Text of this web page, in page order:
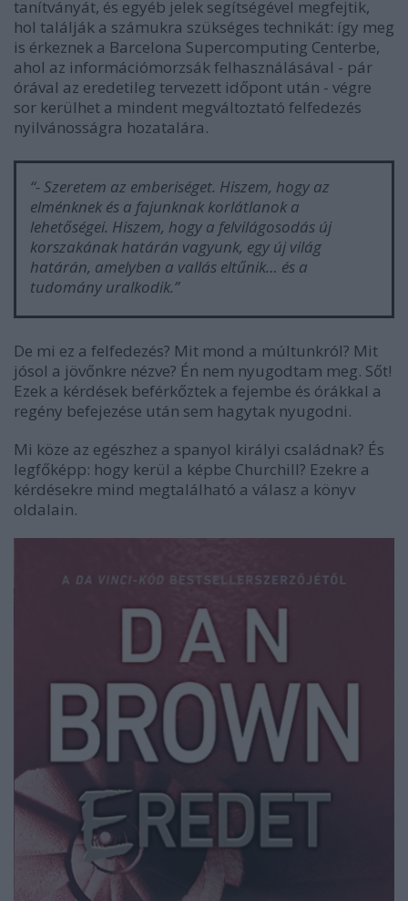
tanítványát, és egyéb jelek segítségével megfejtik,
hol találják a számukra szükséges technikát: így meg
is érkeznek a Barcelona Supercomputing Centerbe,
ahol az információmorzsák felhasználásával - pár
órával az eredetileg tervezett időpont után - végre
sor kerülhet a mindent megváltoztató felfedezés
nyilvánosságra hozatalára.
“- Szeretem az emberiséget. Hiszem, hogy az
elménknek és a fajunknak korlátlanok a
lehetőségei. Hiszem, hogy a felvilágosodás új
korszakának határán vagyunk, egy új világ
határán, amelyben a vallás eltűnik… és a
tudomány uralkodik.”
De mi ez a felfedezés? Mit mond a múltunkról? Mit
jósol a jövőnkre nézve? Én nem nyugodtam meg. Sőt!
Ezek a kérdések beférkőztek a fejembe és órákkal a
regény befejezése után sem hagytak nyugodni.
Mi köze az egészhez a spanyol királyi családnak? És
legfőképp: hogy kerül a képbe Churchill? Ezekre a
kérdésekre mind megtalálható a válasz a könyv
oldalain.